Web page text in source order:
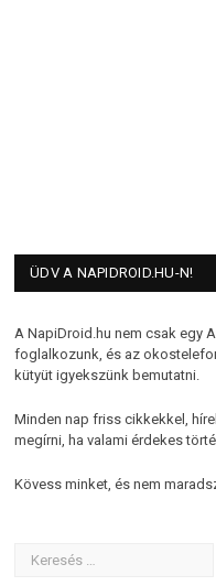
ÜDV A NAPIDROID.HU-N!
A NapiDroid.hu nem csak egy
foglalkozunk, és az
kütyüt igyekszünk bemutatni.
Minden nap friss cikkekkel,
megírni, ha valami érdekes
Kövess minket, és nem